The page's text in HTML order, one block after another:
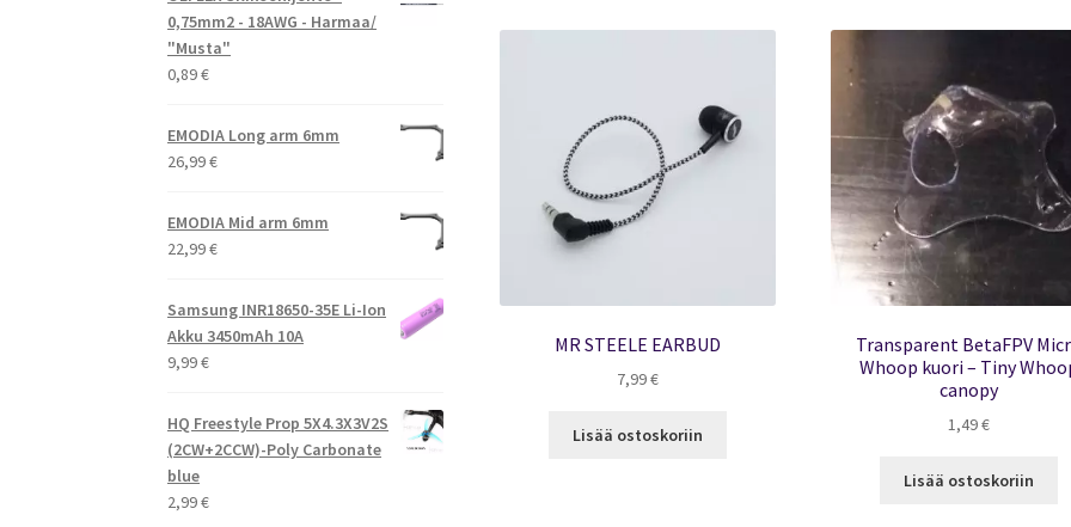
MR STEELE EARBUD
7,99€
Lisää ostoskoriin
Transparent BetaFPV
Whoop kuori – Tiny
canopy
1,49€
Lisää ostoskoriin
0,75mm2 - 18AWG - Harmaa/
"Musta"
0,89€
EMODIA Long arm 6mm
26,99€
EMODIA Mid arm 6mm
22,99€
Samsung INR18650-35E Li-Ion
Akku 3450mAh 10A
9,99€
HQ Freestyle Prop 5X4.3X3V2S
(2CW+2CCW)-Poly Carbonate
blue
2,99€